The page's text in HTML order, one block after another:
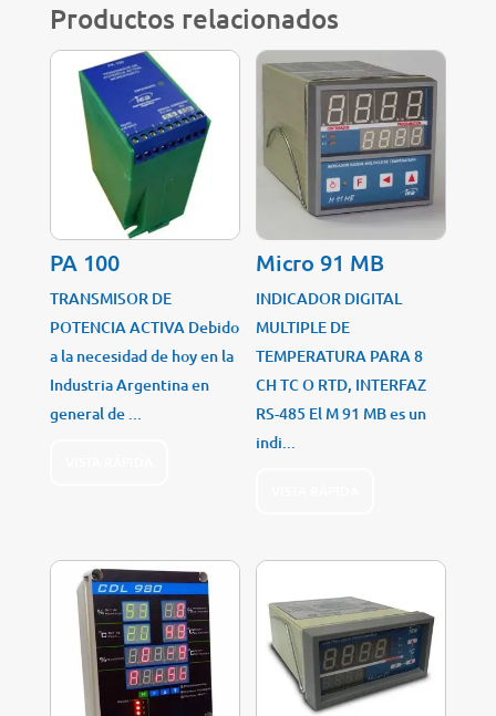
Productos relacionados
PA 100
TRANSMISOR DE
POTENCIA ACTIVA Debido
a la necesidad de hoy en la
Industria Argentina en
general de ...
Micro 91 MB
INDICADOR DIGITAL
MULTIPLE DE
TEMPERATURA PARA 8
CH TC O RTD, INTERFAZ
RS-485 El M 91 MB es un
indi...